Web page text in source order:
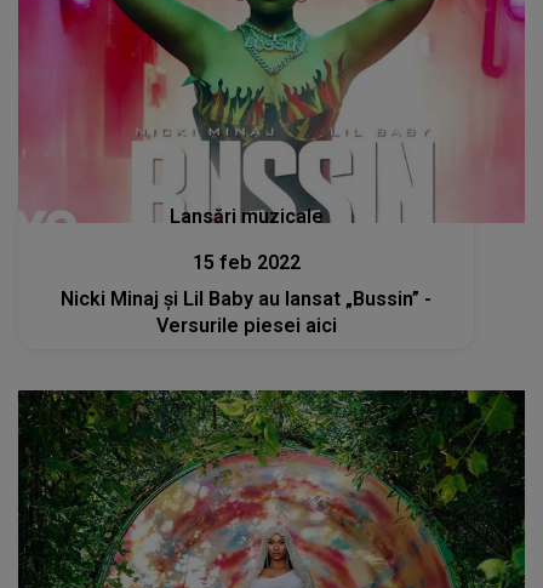
Lansări muzicale
15 feb 2022
Nicki Minaj și Lil Baby au lansat „Bussin” -
Versurile piesei aici